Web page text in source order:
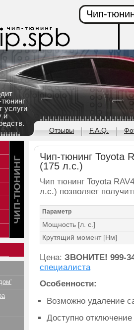
услуги
и
Чип-
Отзывы F.A.Q.
Чип-тюнинг Toyota
(175 л.с.)
Чип тюнинг Toyota
л.с.) позволяет
Параметр
Мощность [л. с.]
Крутящий момент [Нм]
Цена: ЗВОНИТЕ! 999-
специалиста
Особенности:
Возможно удаление
Доступно отключение